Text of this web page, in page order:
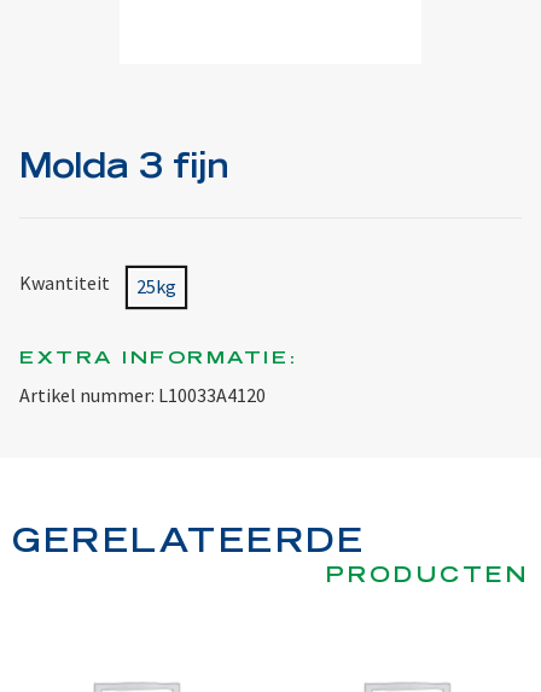
Molda 3 fijn
Kwantiteit 25kg
EXTRA INFORMATIE:
Artikel nummer: L10033A4120
GERELATEERDE
PRODUCTEN